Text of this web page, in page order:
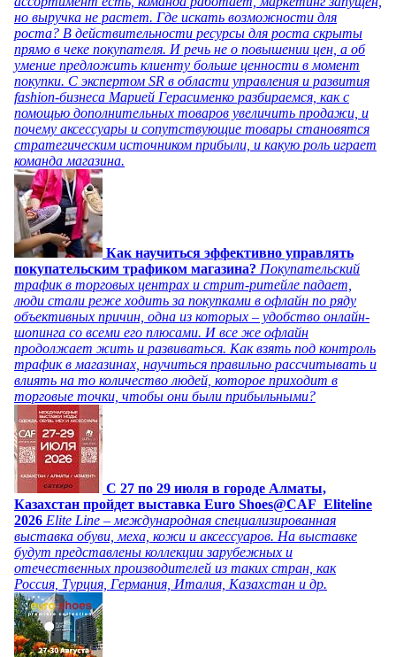
но выручка не растет. Где искать возможности для
роста? В действительности ресурсы для роста скрыты
прямо в чеке покупателя. И речь не о повышении цен, а об
умение предложить клиенту больше ценности в момент
покупки. С экспертом SR в области управления и развития
fashion-бизнеса Марией Герасименко разбираемся, как с
помощью дополнительных товаров увеличить продажи, и
почему аксессуары и сопутствующие товары становятся
стратегическим источником прибыли, и какую роль играет
команда магазина.
Как научиться эффективно управлять
покупательским трафиком магазина? Покупательский
трафик в торговых центрах и стрит-ритейле падает,
люди стали реже ходить за покупками в офлайн по ряду
объективных причин, одна из которых – удобство онлайн-
шопинга со всеми его плюсами. И все же офлайн
продолжает жить и развиваться. Как взять под контроль
трафик в магазинах, научиться правильно рассчитывать и
влиять на то количество людей, которое приходит в
торговые точки, чтобы они были прибыльными?
C 27 по 29 июля в городе Алматы,
Казахстан пройдет выставка Euro Shoes@CAF_Eliteline
2026 Elite Line – международная специализированная
выставка обуви, меха, кожи и аксессуаров. На выставке
будут представлены коллекции зарубежных и
отечественных производителей из таких стран, как
Россия, Турция, Германия, Италия, Казахстан и др.